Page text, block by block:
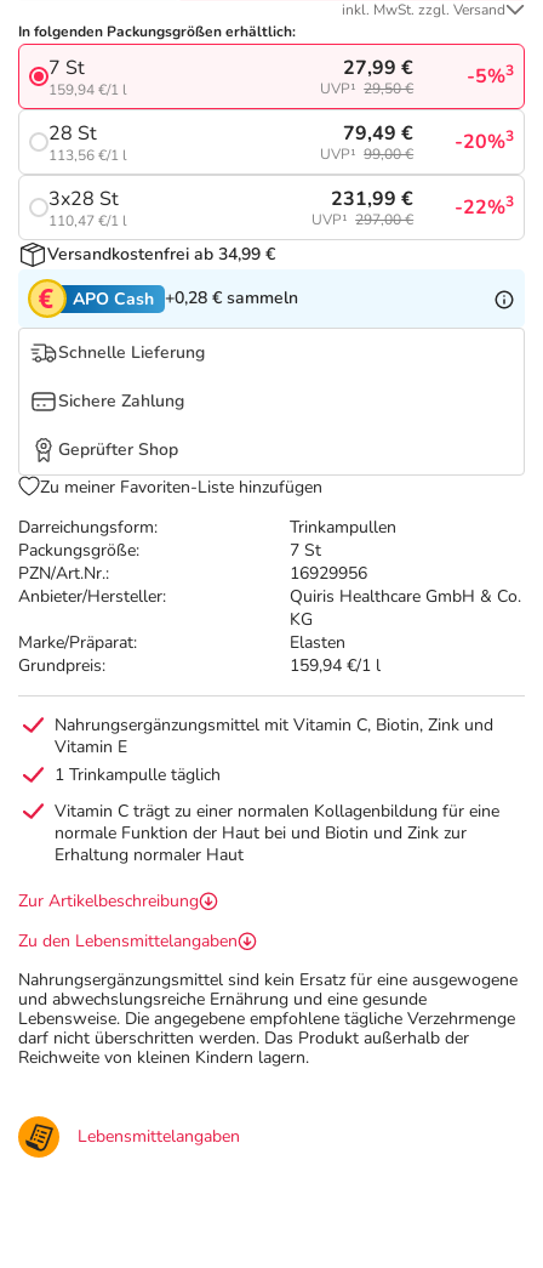
Tierapotheke
Vitamine & Mineralstoffe
Marken
Täglich gut versorgt
Salus Deals
Darreichungsform:
Trinkampullen
Packungsgröße:
7 St
PZN/Art.Nr.:
16929956
Anbieter/Hersteller:
Quiris Healthcare GmbH & Co.
KG
Marke/Präparat:
Elasten
Grundpreis:
159,94 €/1 l
inkl. MwSt. zzgl. Versand
In folgenden Packungsgrößen erhältlich:
7 St
159,94 €/1 l
27,99 €
UVP¹ 29,50 € -5%3
28 St
113,56 €/1 l
79,49 €
UVP¹ 99,00 € -20%3
3x28 St
110,47 €/1 l
231,99 €
UVP¹ 297,00 € -22%3
Versandkostenfrei ab 34,99 €
APO Cash +0,28 € sammeln
Schnelle Lieferung
Sichere Zahlung
Geprüfter Shop
Zu meiner Favoriten-Liste hinzufügen
Nahrungsergänzungsmittel mit Vitamin C, Biotin, Zink und
Vitamin E
1 Trinkampulle täglich
Vitamin C trägt zu einer normalen Kollagenbildung für eine
normale Funktion der Haut bei und Biotin und Zink zur
Erhaltung normaler Haut
Zur Artikelbeschreibung
Zu den Lebensmittelangaben
Nahrungsergänzungsmittel sind kein Ersatz für eine ausgewogene
und abwechslungsreiche Ernährung und eine gesunde
Lebensweise. Die angegebene empfohlene tägliche Verzehrmenge
darf nicht überschritten werden. Das Produkt außerhalb der
Reichweite von kleinen Kindern lagern.
Lebensmittelangaben